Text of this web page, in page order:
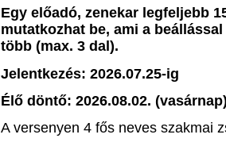
Egy előadó, zenekar legfeljebb
mutatkozhat be, ami a
több (max. 3 dal).
Jelentkezés: 2026.07.25-ig
Élő döntő: 2026.08.​02.
A versenyen 4 fős neves szakmai